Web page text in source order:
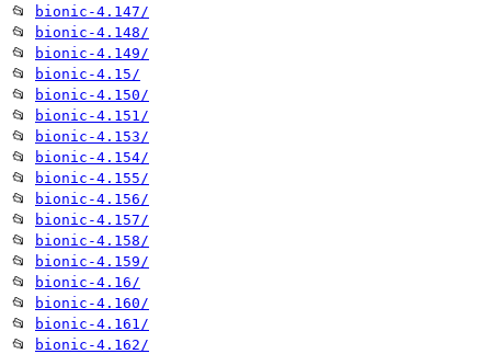
📂
bionic-4.147/
📂
bionic-4.148/
📂
bionic-4.149/
📂
bionic-4.15/
📂
bionic-4.150/
📂
bionic-4.151/
📂
bionic-4.153/
📂
bionic-4.154/
📂
bionic-4.155/
📂
bionic-4.156/
📂
bionic-4.157/
📂
bionic-4.158/
📂
bionic-4.159/
📂
bionic-4.16/
📂
bionic-4.160/
📂
bionic-4.161/
📂
bionic-4.162/